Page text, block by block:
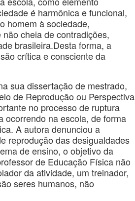
é harmônica e funcional,
homem à sociedade,
cheia de contradições,
brasileira.Desta forma, a
crítica e consciente da
sua dissertação de mestrado,
de Reprodução ou Perspectiva
no processo de ruptura
ocorrendo na escola, de forma
A autora denunciou a
reprodução das desigualdades
de ensino, o objetivo da
de Educação Física não
da atividade, um treinador,
seres humanos, não